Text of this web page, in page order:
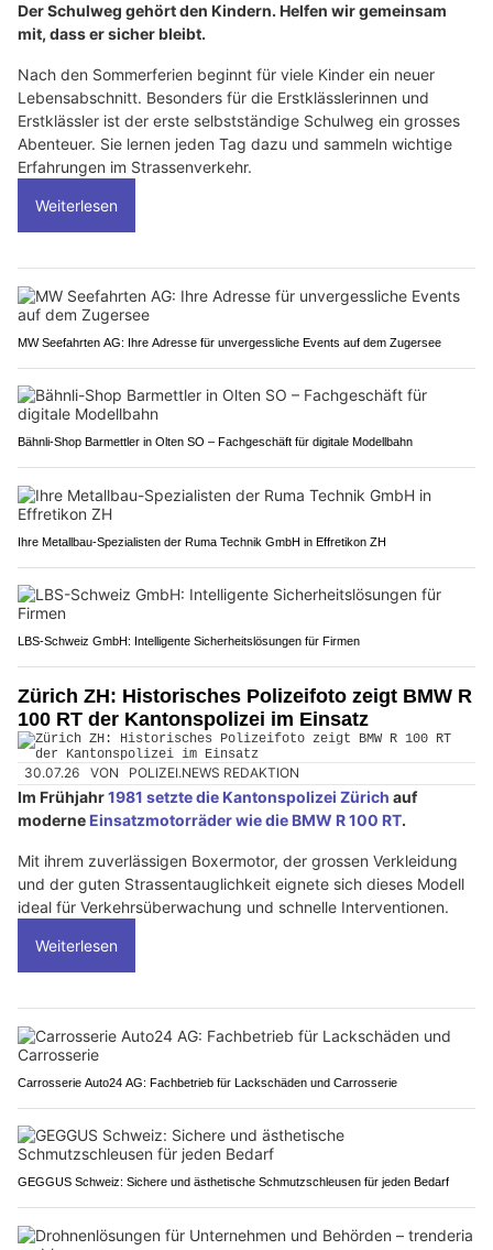
Der Schulweg gehört den Kindern. Helfen wir gemeinsam
mit, dass er sicher bleibt.
Nach den Sommerferien beginnt für viele Kinder ein neuer
Lebensabschnitt. Besonders für die Erstklässlerinnen und
Erstklässler ist der erste selbstständige Schulweg ein grosses
Abenteuer. Sie lernen jeden Tag dazu und sammeln wichtige
Erfahrungen im Strassenverkehr.
Weiterlesen
MW Seefahrten AG: Ihre Adresse für unvergessliche Events auf dem Zugersee
Bähnli-Shop Barmettler in Olten SO – Fachgeschäft für digitale Modellbahn
Ihre Metallbau-Spezialisten der Ruma Technik GmbH in Effretikon ZH
LBS-Schweiz GmbH: Intelligente Sicherheitslösungen für Firmen
Zürich ZH: Historisches Polizeifoto zeigt BMW R
100 RT der Kantonspolizei im Einsatz
30.07.26 VON POLIZEI.NEWS REDAKTION
Im Frühjahr1981 setzte die Kantonspolizei Zürich auf
moderne Einsatzmotorräder wie die BMW R 100 RT.
Mit ihrem zuverlässigen Boxermotor, der grossen Verkleidung
und der guten Strassentauglichkeit eignete sich dieses Modell
ideal für Verkehrsüberwachung und schnelle Interventionen.
Weiterlesen
Carrosserie Auto24 AG: Fachbetrieb für Lackschäden und Carrosserie
GEGGUS Schweiz: Sichere und ästhetische Schmutzschleusen für jeden Bedarf